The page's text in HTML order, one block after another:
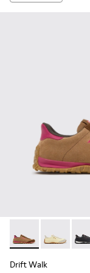
Drift Walk -Drift Walk
Drift Walk